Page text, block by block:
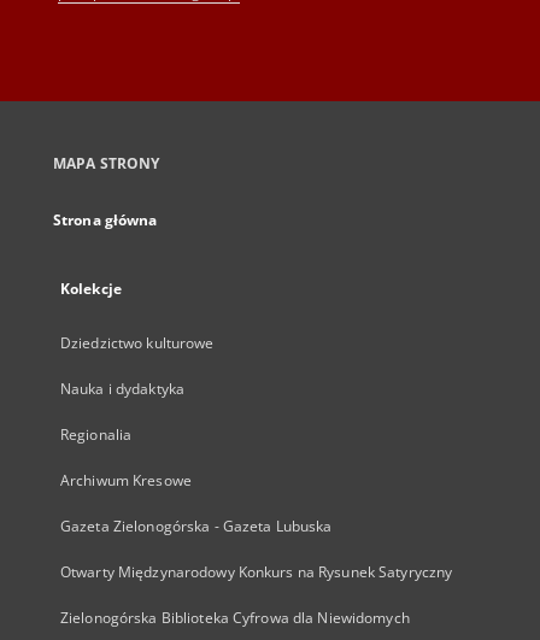
MAPA STRONY
Strona główna
Kolekcje
Dziedzictwo kulturowe
Nauka i dydaktyka
Regionalia
Archiwum Kresowe
Gazeta Zielonogórska - Gazeta Lubuska
Otwarty Międzynarodowy Konkurs na Rysunek Satyryczny
Zielonogórska Biblioteka Cyfrowa dla Niewidomych